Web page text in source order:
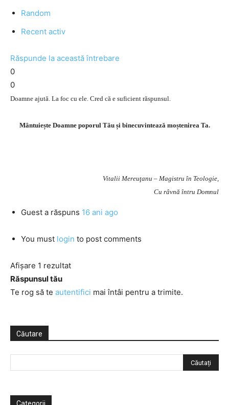
Random
Recent activ
Răspunde la această întrebare
0
0
Doamne ajută. La foc cu ele. Cred că e suficient răspunsul.
Mântuiește Doamne poporul Tău și binecuvintează moștenirea Ta.
Vitalii Mereuţanu – Magistru în Teologie,
Cu râvnă întru Domnul
Guest a răspuns 16 ani ago
You must login to post comments
Afișare 1 rezultat
Răspunsul tău
Te rog să te autentifici mai întâi pentru a trimite.
Căutare